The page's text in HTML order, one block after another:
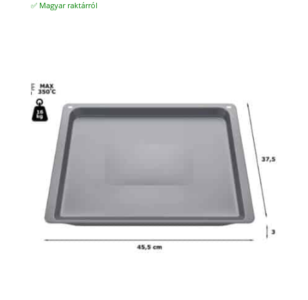
✅ Magyar raktárról